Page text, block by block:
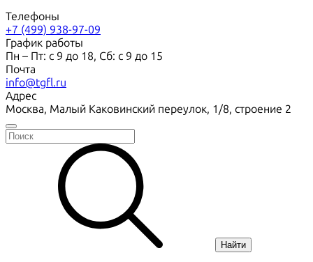
Телефоны
+7 (499) 938-97-09
График работы
Пн – Пт: с 9 до 18, Сб: с 9 до 15
Почта
info@tgfl.ru
Адрес
Москва, Малый Каковинский переулок, 1/8, строение 2
Найти